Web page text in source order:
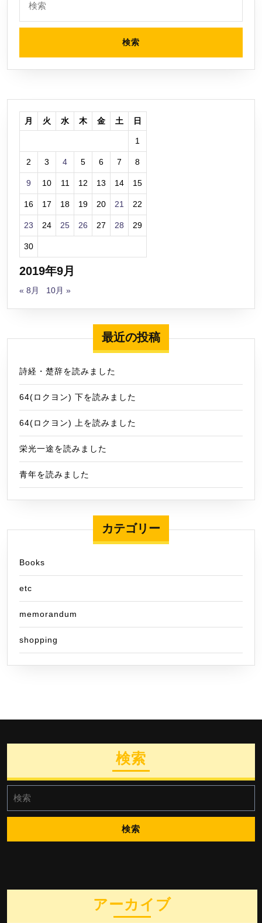
い
た
索:
2019年9月
月 火 水 木 金 土 日
1
2 3 4 5 6 7 8
9 10 11 12 13 14 15
16 17 18 19 20 21 22
23 24 25 26 27 28 29
30
« 8月 10月 »
最近の投稿
詩経・楚辞を読みました
64(ロクヨン) 下を読みました
64(ロクヨン) 上を読みました
栄光一途を読みました
青年を読みました
カテゴリー
Books
etc
memorandum
shopping
検索
索:
アーカイブ